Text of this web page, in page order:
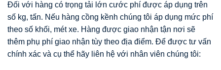
Đối với hàng có trọng tải lớn cước phí được áp dụng trên
số kg, tấn. Nếu hàng cồng kềnh chúng tôi áp dụng mức phí
theo số khối, mét xe. Hàng được giao nhận tận nơi sẽ
thêm phụ phí giao nhận tùy theo địa điểm. Để được tư vấn
chính xác và cụ thể hãy liên hệ với nhân viên chúng tôi: